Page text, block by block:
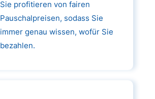
Sie profitieren von fairen
Pauschalpreisen, sodass Sie
immer genau wissen, wofür Sie
bezahlen.